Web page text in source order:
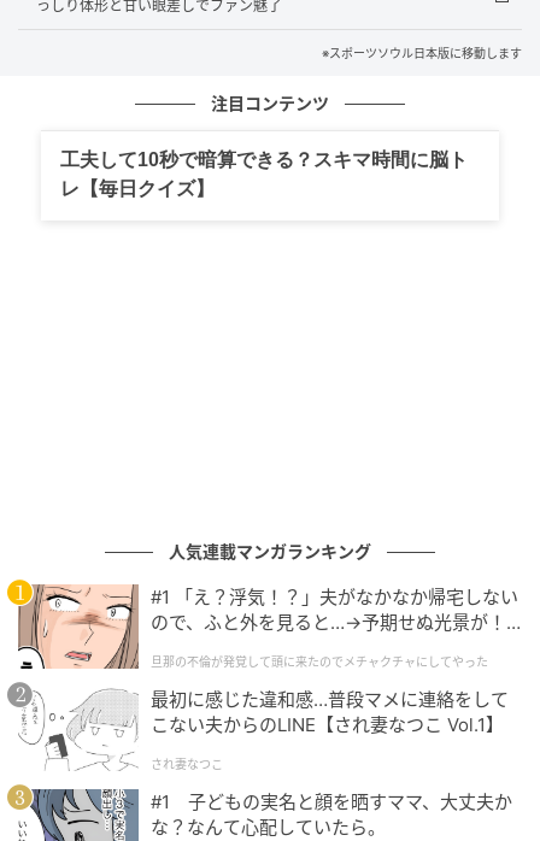
大規模ツアーとなっており、日本では12月からグルー
プ初の4大ドームツアーを開催する予定だ。独自の歩み
◇ジョンウォン プロフィール
元記事で読む
次の記事
副作用克服し“全盛期再来”のTWICE・ジョン
ヨン、頭からつま先までガラリと変化！洗練
ビジュアル披露
の記事をもっとみる
っしり体形と甘い眼差しでファン魅了
※スポーツソウル日本版に移動します
注目コンテンツ
工夫して10秒で暗算できる？スキマ時間に脳ト
レ【毎日クイズ】
人気連載マンガランキング
#1 「え？浮気！？」夫がなかなか帰宅しない
ので、ふと外を見ると…→予期せぬ光景が！
クチャにしてやった
旦那の不倫が発覚して頭に来たのでメチャクチャにしてやった
最初に感じた違和感…普段マメに連絡をして
こない夫からのLINE【され妻なつこ Vol.1】
され妻なつこ
#1 子どもの実名と顔を晒すママ、大丈夫か
な？なんて心配していたら。